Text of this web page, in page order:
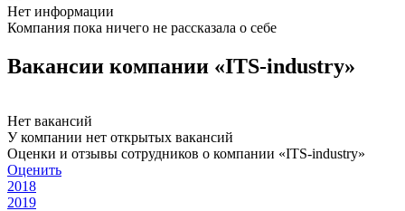
Нет информации
Компания пока ничего не рассказала о себе
Вакансии компании «ITS-industry»
Нет вакансий
У компании нет открытых вакансий
Оценки и отзывы сотрудников о компании «ITS-industry»
Оценить
2018
2019